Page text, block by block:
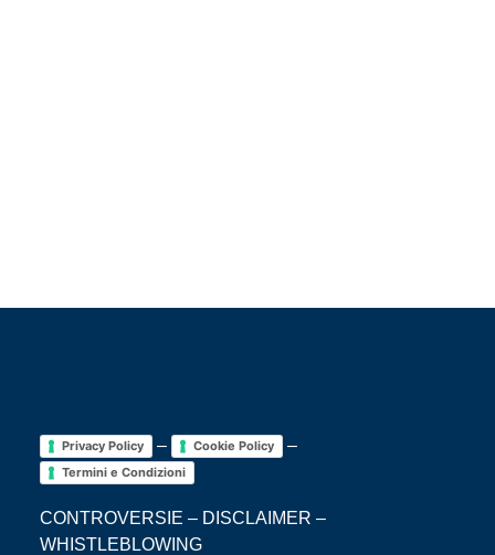
Privacy Policy – Cookie Policy –
Termini e Condizioni
CONTROVERSIE – DISCLAIMER –
WHISTLEBLOWING